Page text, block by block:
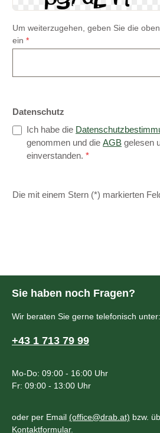
Um weiterzugehen, geben Sie die
ein *
Datenschutz
Ich habe die
genommen und die AGB gelesen
einverstanden. *
Die mit einem Stern (*) markierten
Sie haben noch Fragen?
Wir beraten Sie gerne telefonisch unter:
+43 1 713 79 99
Mo-Do: 09:00 - 16:00 Uhr
Fr: 09:00 - 13:00 Uhr
oder per Email (office@drab.at) bzw.
Kontaktformular.